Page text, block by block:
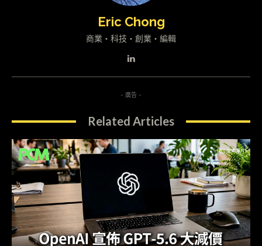
Eric Chong
商業・科技・創業・編輯
- 廣告 -
Related Articles